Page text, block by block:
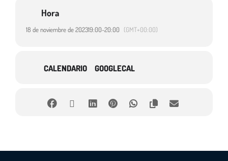
Hora
18 de noviembre de 202319:00-20:00 (GMT+00:00)
CALENDARIO GOOGLECAL